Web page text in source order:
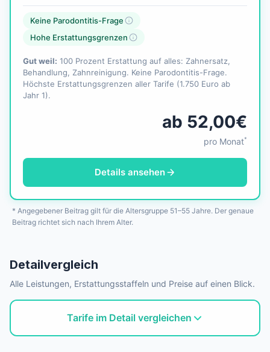
Keine Parodontitis-Frage
Hohe Erstattungsgrenzen
Gut weil: 100 Prozent Erstattung auf alles: Zahnersatz,
Behandlung, Zahnreinigung. Keine Parodontitis-Frage.
Höchste Erstattungsgrenzen aller Tarife (1.750 Euro ab
Jahr 1).
ab 52,00€
pro Monat*
Details ansehen
* Angegebener Beitrag gilt für die Altersgruppe 51–55 Jahre. Der genaue
Beitrag richtet sich nach Ihrem Alter.
Detailvergleich
Alle Leistungen, Erstattungsstaffeln und Preise auf einen Blick.
Tarife im Detail vergleichen